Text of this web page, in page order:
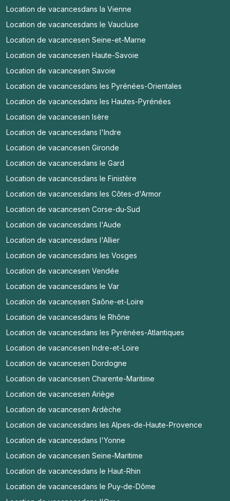
Location de vacancesdans la Vienne
Location de vacancesdans le Vaucluse
Location de vacancesen Seine-et-Marne
Location de vacancesen Haute-Savoie
Location de vacancesen Savoie
Location de vacancesdans les Pyrénées-Orientales
Location de vacancesdans les Hautes-Pyrénées
Location de vacancesen Isère
Location de vacancesdans l'Indre
Location de vacancesen Gironde
Location de vacancesdans le Gard
Location de vacancesdans le Finistère
Location de vacancesdans les Côtes-d'Armor
Location de vacancesen Corse-du-Sud
Location de vacancesdans l'Aude
Location de vacancesdans l'Allier
Location de vacancesdans les Vosges
Location de vacancesen Vendée
Location de vacancesdans le Var
Location de vacancesen Saône-et-Loire
Location de vacancesdans le Rhône
Location de vacancesdans les Pyrénées-Atlantiques
Location de vacancesen Indre-et-Loire
Location de vacancesen Dordogne
Location de vacancesen Charente-Maritime
Location de vacancesen Ariège
Location de vacancesen Ardèche
Location de vacancesdans les Alpes-de-Haute-Provence
Location de vacancesdans l'Yonne
Location de vacancesen Seine-Maritime
Location de vacancesdans le Haut-Rhin
Location de vacancesdans le Puy-de-Dôme